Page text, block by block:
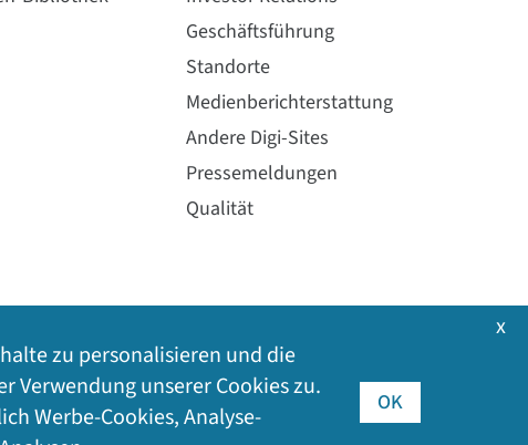
Geschäftsführung
Standorte
Medienberichterstattung
Andere Digi-Sites
Pressemeldungen
Qualität
©2026Digi International Inc. Alle Rechte vorbehalten.
zu personalisieren und die
Verwendung unserer Cookies zu.
Werbe-Cookies, Analyse-
OK
x